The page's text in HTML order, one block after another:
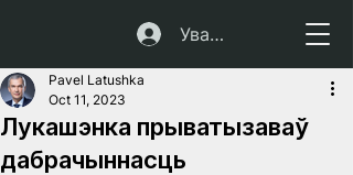
Увайсці
Лукашэнка прыватызаваў
дабрачыннасць
Pavel Latushka
Oct 11, 2023